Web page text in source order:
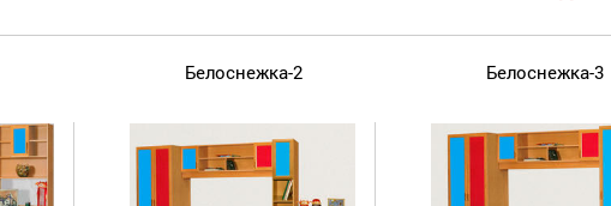
Белоснежка-2 Белоснежка-3